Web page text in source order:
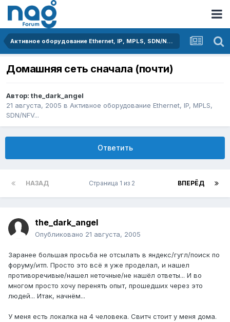
Активное оборудование Ethernet, IP, MPLS, SDN/NFV...
Домашняя сеть сначала (почти)
Автор: the_dark_angel
21 августа, 2005 в Активное оборудование Ethernet, IP, MPLS,
SDN/NFV...
Ответить
НАЗАД ВПЕРЁД
Страница 1 из 2
the_dark_angel
Опубликовано 21 августа, 2005
Заранее большая просьба не отсылать в яндекс/гугл/поиск по
форуму/итп. Просто это всё я уже проделал, и нашел
противоречивые/нашел неточные/не нашёл ответы... И во
многом просто хочу перенять опыт, прошедших через это
людей... Итак, начнём...
У меня есть локалка на 4 человека. Свитч стоит у меня дома.